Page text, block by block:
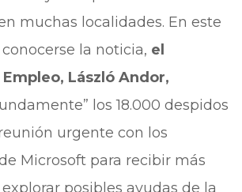
muchas localidades. En este
la noticia, el
László Andor,
los 18.000 despidos
urgente con los
Microsoft para recibir más
posibles ayudas de la